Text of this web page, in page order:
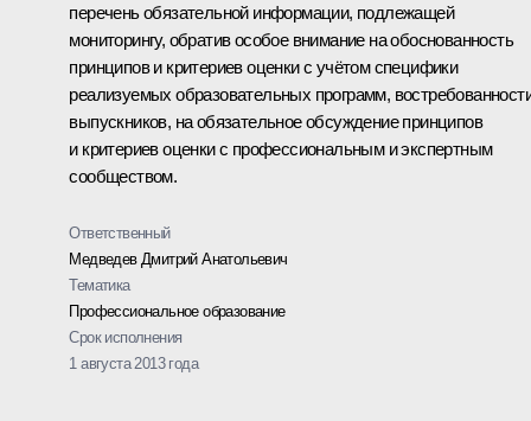
перечень обязательной информации, подлежащей
мониторингу, обратив особое внимание на обоснованность
принципов и критериев оценки с учётом специфики
реализуемых образовательных программ,
выпускников, на обязательное обсуждение принципов
и критериев оценки с профессиональным и экспертным
сообществом.
Ответственный
Медведев Дмитрий Анатольевич
Тематика
Профессиональное образование
Срок исполнения
1 августа 2013 года